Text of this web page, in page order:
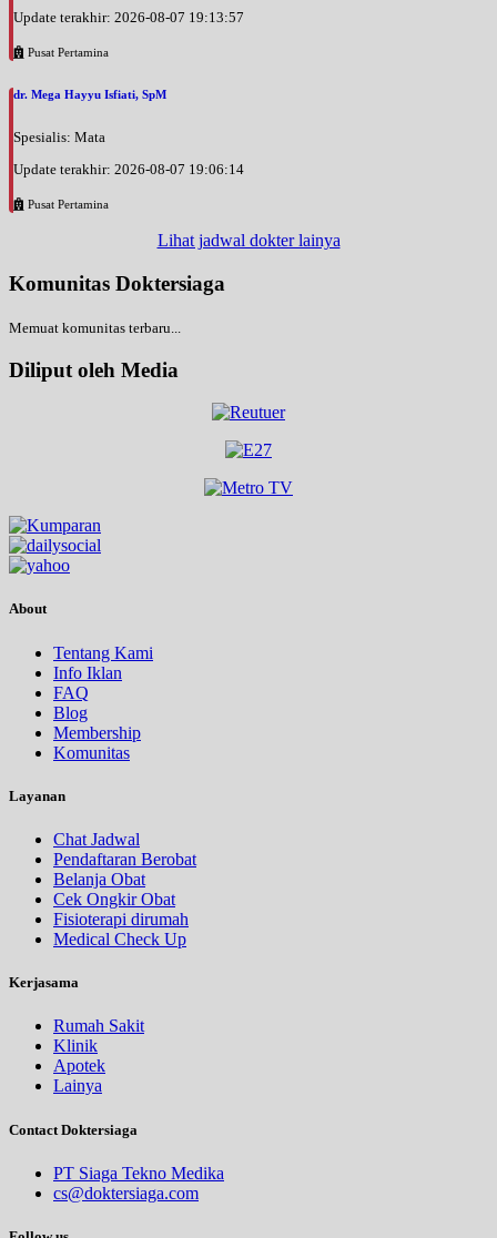
Update terakhir: 2026-08-07 19:13:57
Pusat Pertamina
dr. Mega Hayyu Isfiati, SpM
Spesialis: Mata
Update terakhir: 2026-08-07 19:06:14
Pusat Pertamina
Lihat jadwal dokter lainya
Komunitas Doktersiaga
Memuat komunitas terbaru...
Diliput oleh Media
About
Tentang Kami
Info Iklan
FAQ
Blog
Membership
Komunitas
Layanan
Chat Jadwal
Pendaftaran Berobat
Belanja Obat
Cek Ongkir Obat
Fisioterapi dirumah
Medical Check Up
Kerjasama
Rumah Sakit
Klinik
Apotek
Lainya
Contact Doktersiaga
PT Siaga Tekno Medika
cs@doktersiaga.com